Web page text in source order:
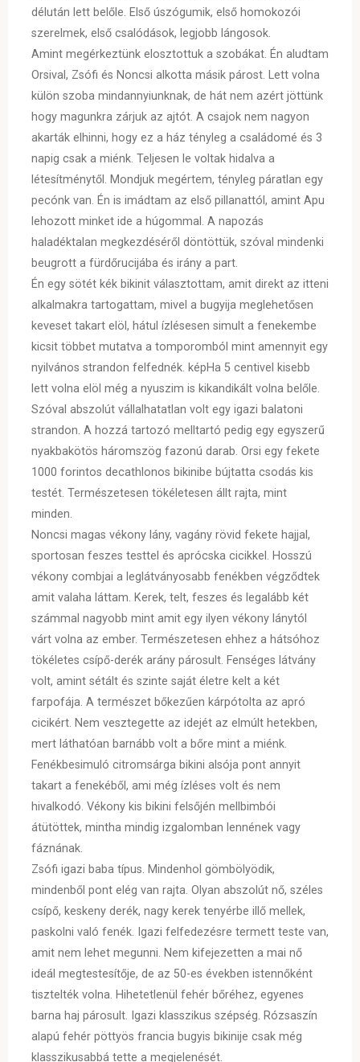
délután lett belőle. Első úszógumik, első homokozói
szerelmek, első csalódások, legjobb lángosok.
Amint megérkeztünk elosztottuk a szobákat. Én aludtam
Orsival, Zsófi és Noncsi alkotta másik párost. Lett volna
külön szoba mindannyiunknak, de hát nem azért jöttünk
hogy magunkra zárjuk az ajtót. A csajok nem nagyon
akarták elhinni, hogy ez a ház tényleg a családomé és 3
napig csak a miénk. Teljesen le voltak hidalva a
létesítménytől. Mondjuk megértem, tényleg páratlan egy
pecónk van. Én is imádtam az első pillanattól, amint Apu
lehozott minket ide a húgommal. A napozás
haladéktalan megkezdéséről döntöttük, szóval mindenki
beugrott a fürdőrucijába és irány a part.
Én egy sötét kék bikinit választottam, amit direkt az itteni
alkalmakra tartogattam, mivel a bugyija meglehetősen
keveset takart elöl, hátul ízlésesen simult a fenekembe
kicsit többet mutatva a tomporomból mint amennyit egy
nyilvános strandon felfednék. képHa 5 centivel kisebb
lett volna elöl még a nyuszim is kikandikált volna belőle.
Szóval abszolút vállalhatatlan volt egy igazi balatoni
strandon. A hozzá tartozó melltartó pedig egy egyszerű
nyakbakötös háromszög fazonú darab. Orsi egy fekete
1000 forintos decathlonos bikinibe bújtatta csodás kis
testét. Természetesen tökéletesen állt rajta, mint
minden.
Noncsi magas vékony lány, vagány rövid fekete hajjal,
sportosan feszes testtel és aprócska cicikkel. Hosszú
vékony combjai a leglátványosabb fenékben végződtek
amit valaha láttam. Kerek, telt, feszes és legalább két
számmal nagyobb mint amit egy ilyen vékony lánytól
várt volna az ember. Természetesen ehhez a hátsóhoz
tökéletes csípő-derék arány párosult. Fenséges látvány
volt, amint sétált és szinte saját életre kelt a két
farpofája. A természet bőkezűen kárpótolta az apró
cicikért. Nem vesztegette az idejét az elmúlt hetekben,
mert láthatóan barnább volt a bőre mint a miénk.
Fenékbesimuló citromsárga bikini alsója pont annyit
takart a fenekéből, ami még ízléses volt és nem
hivalkodó. Vékony kis bikini felsőjén mellbimbói
átütöttek, mintha mindig izgalomban lennének vagy
fáznának.
Zsófi igazi baba típus. Mindenhol gömbölyödik,
mindenből pont elég van rajta. Olyan abszolút nő, széles
csípő, keskeny derék, nagy kerek tenyérbe illő mellek,
paskolni való fenék. Igazi felfedezésre termett teste van,
amit nem lehet megunni. Nem kifejezetten a mai nő
ideál megtestesítője, de az 50-es években istennőként
tisztelték volna. Hihetetlenül fehér bőréhez, egyenes
barna haj párosult. Igazi klasszikus szépség. Rózsaszín
alapú fehér pöttyös francia bugyis bikinije csak még
klasszikusabbá tette a megjelenését.